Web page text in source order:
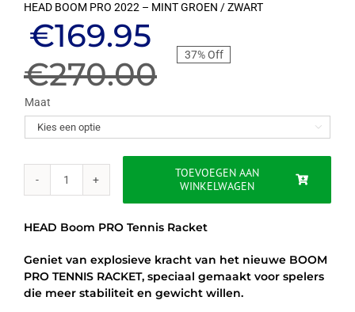
HEAD BOOM PRO 2022 – MINT GROEN / ZWART
€270.00
Oorspronkelijke
prijs
was:
€270.00.
€169.95
Huidige
prijs
is:
€169.95.
37% Off
Maat

HEAD
MINT
GROEN
TOEVOEGEN AAN
WINKELWAGEN
HEAD Boom PRO Tennis Racket
Geniet van explosieve kracht van het nieuwe BOOM
PRO TENNIS RACKET, speciaal gemaakt voor spelers
die meer stabiliteit en gewicht willen.